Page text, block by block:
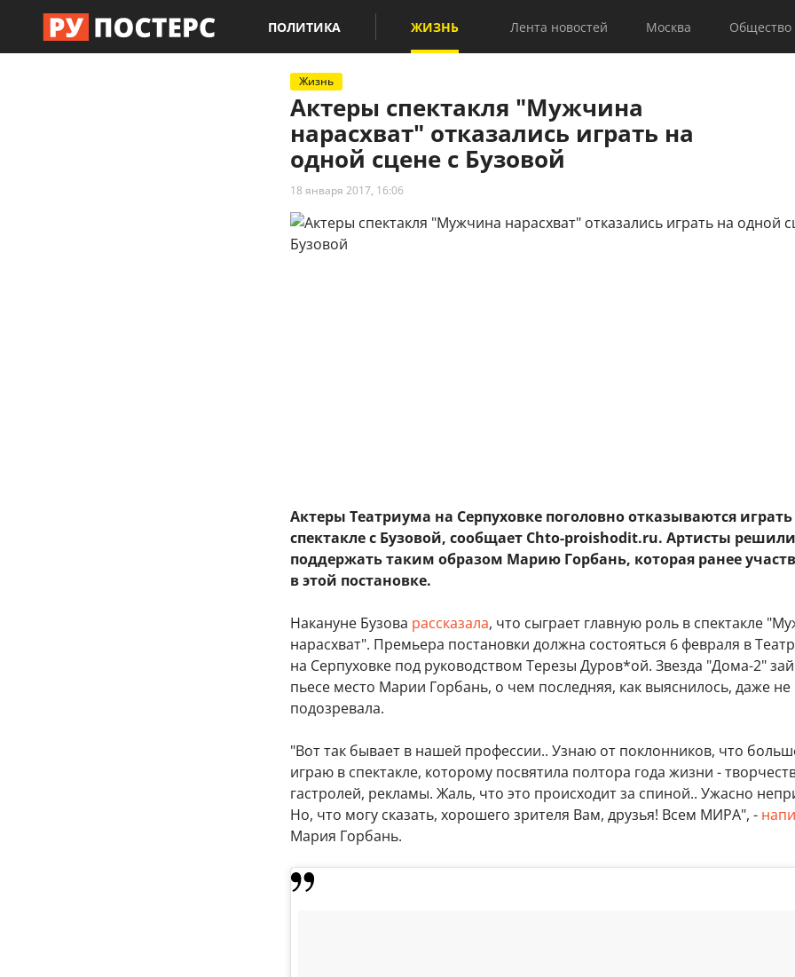
ПОЛИТИКА ЖИЗНЬ Лента новостей Москва Общество
Жизнь
Актеры спектакля "Мужчина
нарасхват" отказались играть на
одной сцене с Бузовой
18 января 2017, 16:06
Актеры Театриума на Серпуховке поголовно отказываются играть
спектакле с Бузовой, сообщает Chto-proishodit.ru​. Артисты решили
поддержать таким образом Марию Горбань, которая ранее
в этой постановке.
Накануне Бузова рассказала, что сыграет главную роль в спектакле
нарасхват". Премьера постановки должна состояться 6 февраля в
на Серпуховке под руководством Терезы Дуров*ой. Звезда "Дома-2"
пьесе место Марии Горбань, о чем последняя, как выяснилось, даже не
подозревала.
"Вот так бывает в нашей профессии.. Узнаю от поклонников, что
играю в спектакле, которому посвятила полтора года жизни -
гастролей, рекламы. Жаль, что это происходит за спиной.. Ужасно
Но, что могу сказать, хорошего зрителя Вам, друзья! Всем МИРА", -
Мария Горбань.